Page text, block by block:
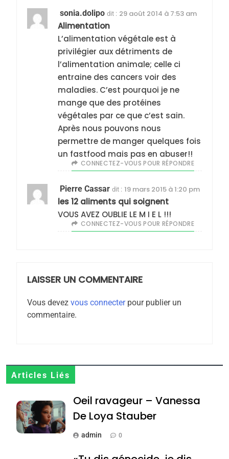
sonia.dolipo dit : 29 août 2014 à 7:53 am
Alimentation
L’alimentation végétale est à
privilégier aux détriments de
l’alimentation animale; celle ci
entraine des cancers voir des
maladies. C’est pourquoi je ne
mange que des protéines
végétales par ce que c’est sain.
Après nous pouvons nous
permettre de manger quelques fois
un fastfood mais pas en abuser!!
CONNECTEZ-VOUS POUR RÉPONDRE
Pierre Cassar dit : 19 mars 2015 à 1:20 pm
les 12 aliments qui soignent
VOUS AVEZ OUBLIE LE M I E L !!!
CONNECTEZ-VOUS POUR RÉPONDRE
LAISSER UN COMMENTAIRE
Vous devez vous connecterpour publier un
commentaire.
Articles Liés
Oeil ravageur – Vanessa
De Loya Stauber
admin 0
2025, l’année la plus
meurtrière selon le
rapport d’ADL contre
l’antisémitisme
FRANCE ISRAÉL
MA JUDAÏTE par Thérèse
ISRAÉL JUDAISME
7
8
Tafraout, le miel de Tadla
Azilal consacrés produits
du terroir
DAFINA MAROC
Oeil ravageur – Vanessa